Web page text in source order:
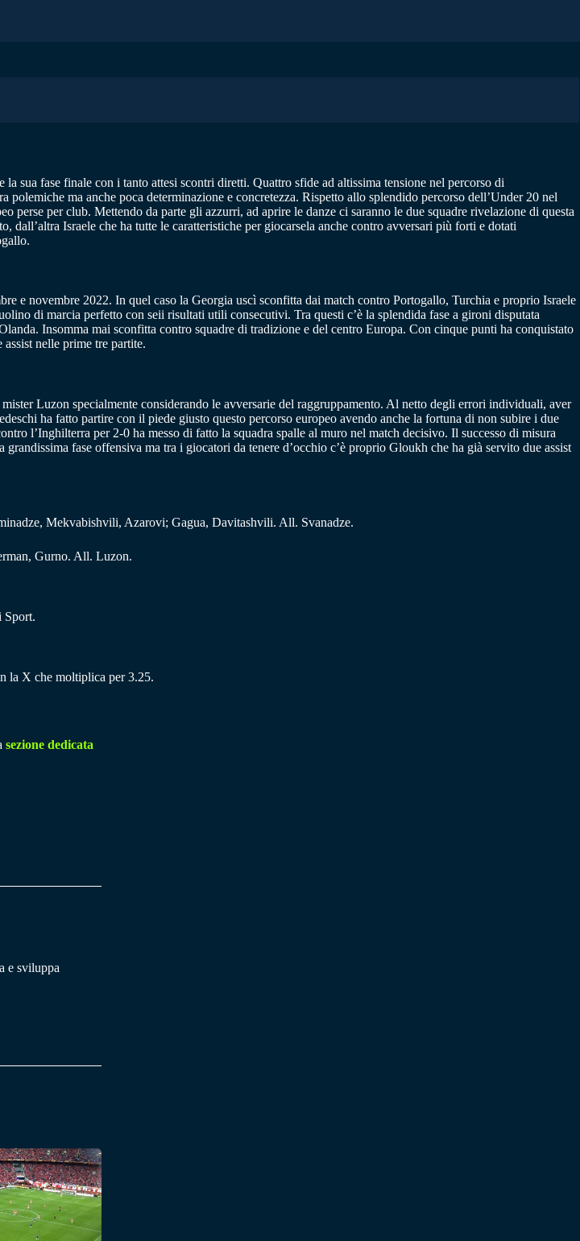
sua fase finale con i tanto attesi scontri diretti. Quattro sfide ad altissima tensione nel percorso di
ma anche poca determinazione e concretezza. Rispetto allo splendido percorso dell’Under 20 nel
perse per club. Mettendo da parte gli azzurri, ad aprire le danze ci saranno le due squadre rivelazione di questa
Israele che ha tutte le caratteristiche per giocarsela anche contro avversari più forti e dotati
e novembre 2022. In quel caso la Georgia uscì sconfitta dai match contro Portogallo, Turchia e proprio Israele
di marcia perfetto con seii risultati utili consecutivi. Tra questi c’è la splendida fase a gironi disputata
Insomma mai sconfitta contro squadre di tradizione e del centro Europa. Con cinque punti ha conquistato
nelle prime tre partite.
Luzon specialmente considerando le avversarie del raggruppamento. Al netto degli errori individuali, aver
ha fatto partire con il piede giusto questo percorso europeo avendo anche la fortuna di non subire i due
l’Inghilterra per 2-0 ha messo di fatto la squadra spalle al muro nel match decisivo. Il successo di misura
fase offensiva ma tra i giocatori da tenere d’occhio c’è proprio Gloukh che ha già servito due assist
Mekvabishvili, Azarovi; Gagua, Davitashvili. All. Svanadze.
Gurno. All. Luzon.
Sport.
la X che moltiplica per 3.25.
sezione dedicata
e sviluppa